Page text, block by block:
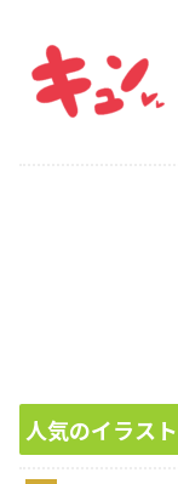
人気のイラスト